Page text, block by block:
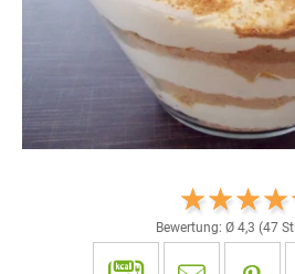
Bewertung: Ø 4,3 (47